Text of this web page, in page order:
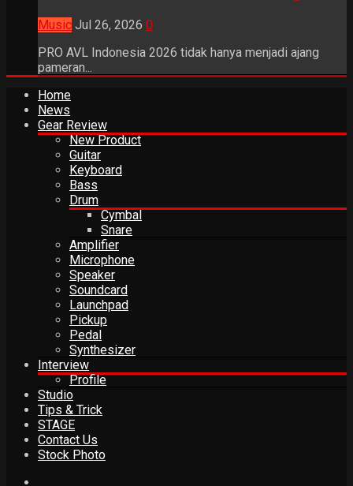
Music Jul 26, 2026 0
PRO AVL Indonesia 2026 tidak hanya menjadi ajang
pameran...
Home
News
Gear Review
New Product
Guitar
Keyboard
Bass
Drum
Cymbal
Snare
Amplifier
Microphone
Speaker
Soundcard
Launchpad
Pickup
Pedal
Synthesizer
Interview
Profile
Studio
Tips & Trick
STAGE
Contact Us
Stock Photo